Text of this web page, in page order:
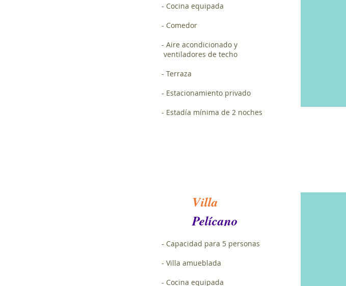
- Cocina equipada
- Comedor
- Aire acondicionado y
ventiladores de techo
- Terraza
- Estacionamiento privado
- Estadía mínima de 2 noches
- Capacidad para 5 personas
- Villa amueblada
- Cocina equipada
Villa
Pelícano